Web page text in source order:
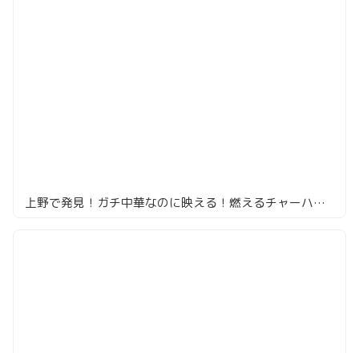
上野で発見！ガチ中華なのに映える！燃えるチャーハンに衝撃##